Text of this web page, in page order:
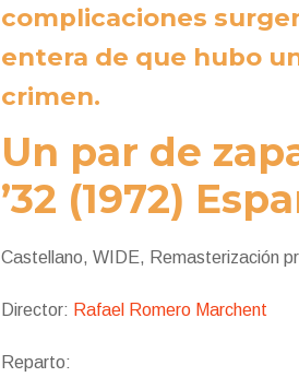
complicaciones
entera de que hubo
crimen.
Un par de
’32 (1972)
Castellano, WIDE, Remasterización
Director: Rafael Romero Marchent
Reparto: